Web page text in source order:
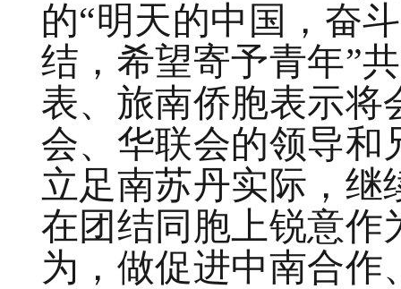
的“明天的中国，奋
结，希望寄予青年”
表、旅南侨胞表示将
会、华联会的领导和
立足南苏丹实际，继
在团结同胞上锐意作
为，做促进中南合